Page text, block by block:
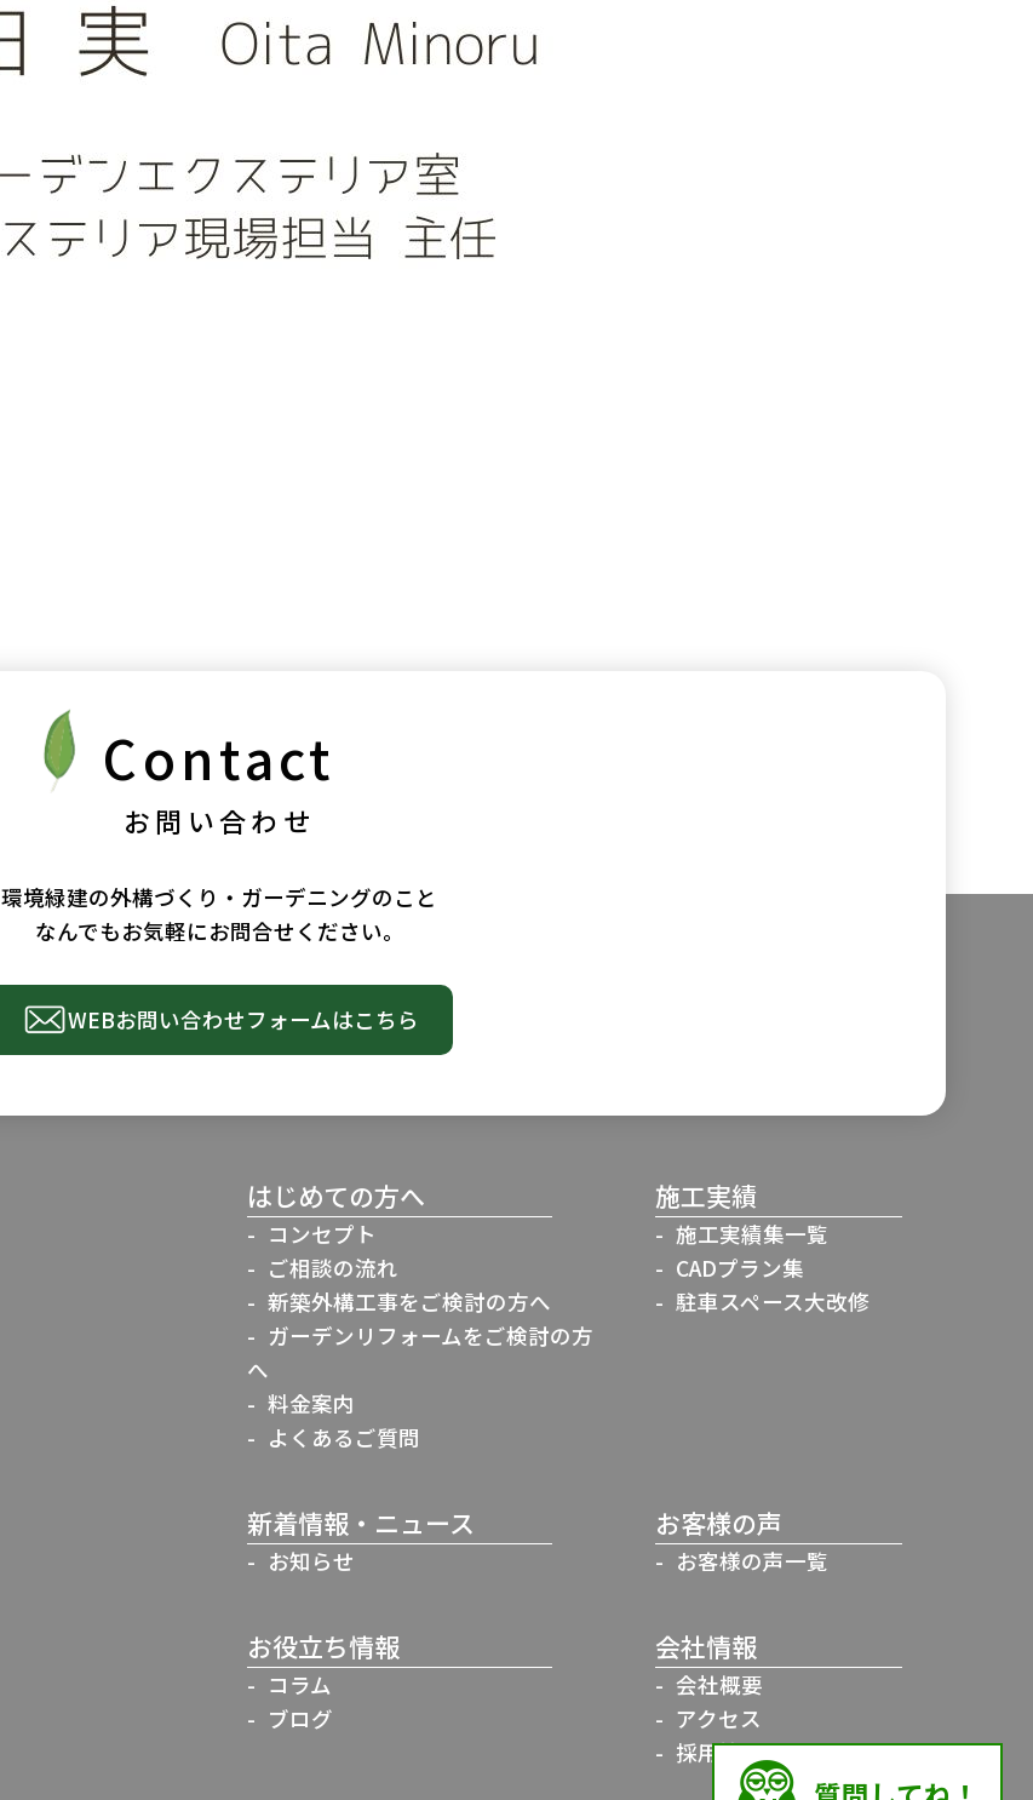
Contact
お問い合わせ
環境緑建の外構づくり・ガーデニングのこと
なんでもお気軽にお問合せください。
WEBお問い合わせフォームはこちら
はじめての方へ
コンセプト
ご相談の流れ
新築外構工事をご検討の方へ
ガーデンリフォームをご検討の方
へ
料金案内
よくあるご質問
施工実績
施工実績集一覧
CADプラン集
駐車スペース大改修
新着情報・ニュース
お知らせ
お客様の声
お客様の声一覧
お役立ち情報
コラム
ブログ
会社情報
会社概要
アクセス
採用情報